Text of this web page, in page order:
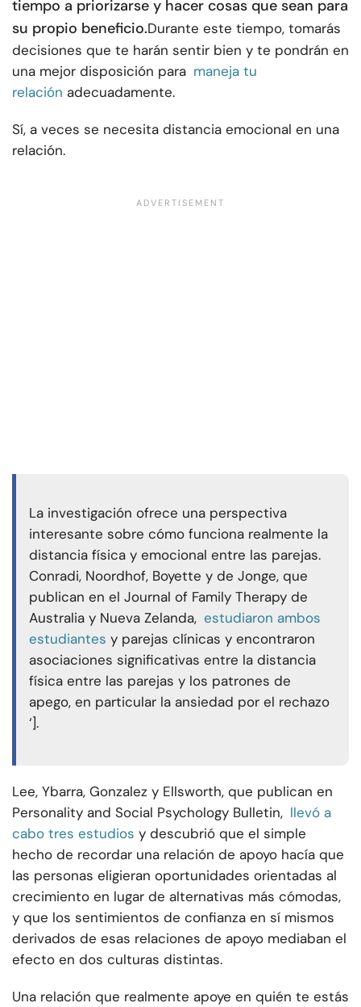
tiempo a priorizarse y hacer cosas que sean para
su propio beneficio.Durante este tiempo, tomarás
decisiones que te harán sentir bien y te pondrán en
una mejor disposición para maneja tu
relación adecuadamente.
Sí, a veces se necesita distancia emocional en una
relación.
La investigación ofrece una perspectiva
interesante sobre cómo funciona realmente la
distancia física y emocional entre las parejas.
Conradi, Noordhof, Boyette y de Jonge, que
publican en el Journal of Family Therapy de
Australia y Nueva Zelanda, estudiaron ambos
estudiantes y parejas clínicas y encontraron
asociaciones significativas entre la distancia
física entre las parejas y los patrones de
apego, en particular la ansiedad por el rechazo
‘].
Lee, Ybarra, Gonzalez y Ellsworth, que publican en
Personality and Social Psychology Bulletin, llevó a
cabo tres estudios y descubrió que el simple
hecho de recordar una relación de apoyo hacía que
las personas eligieran oportunidades orientadas al
crecimiento en lugar de alternativas más cómodas,
y que los sentimientos de confianza en sí mismos
derivados de esas relaciones de apoyo mediaban el
efecto en dos culturas distintas.
Una relación que realmente apoye en quién te estás